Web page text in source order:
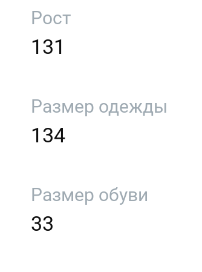
Рост
131
Размер одежды
134
Размер обуви
33